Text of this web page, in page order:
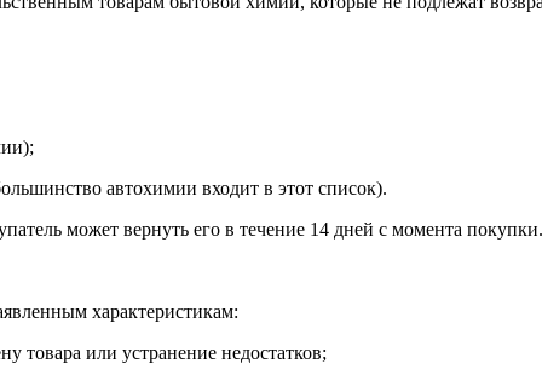
автохимии входит в этот список).
может вернуть его в течение 14 дней с момента покупки.
характеристикам:
товара или устранение недостатков;